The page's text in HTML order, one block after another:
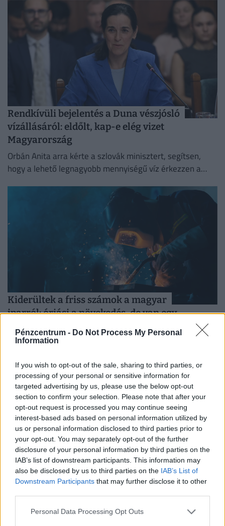
Pénzcentrum - Do Not Process My Personal
Information
If you wish to opt-out of the sale, sharing to third parties, or
processing of your personal or sensitive information for
targeted advertising by us, please use the below opt-out
section to confirm your selection. Please note that after your
opt-out request is processed you may continue seeing
interest-based ads based on personal information utilized by
us or personal information disclosed to third parties prior to
your opt-out. You may separately opt-out of the further
disclosure of your personal information by third parties on the
IAB’s list of downstream participants. This information may
also be disclosed by us to third parties on the IAB’s List of
Downstream Participants that may further disclose it to other
Personal Data Processing Opt Outs
kamatvágását.
Rendkívüli bejelentés a Duna vészjósló
vízállásáról: eldőlt, kap-e elég vizet
Magyarország
Orbán Anita arra kérte a szlovák minisztert, segítsen,
hogy a lehető legnagyobb mennyiségű víz érkezzen a
Kiderültek a friss számok a magyar
iparról: óriási a növekedés, de van egy
komoly bökkenő
Az előző év azonos időszakához mérten 10,1%-kal bővült,
termelés
Ezeket a boltokat rohamozták meg a
magyarok: kiderült, hova hordjuk a
legtöbb pénzt